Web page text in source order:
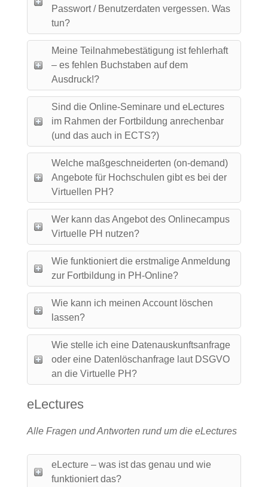
Passwort / Benutzerdaten vergessen. Was
tun?
Meine Teilnahmebestätigung ist fehlerhaft
– es fehlen Buchstaben auf dem
Ausdruck!?
Sind die Online-Seminare und eLectures
im Rahmen der Fortbildung anrechenbar
(und das auch in ECTS?)
Welche maßgeschneiderten (on-demand)
Angebote für Hochschulen gibt es bei der
Virtuellen PH?
Wer kann das Angebot des Onlinecampus
Virtuelle PH nutzen?
Wie funktioniert die erstmalige Anmeldung
zur Fortbildung in PH-Online?
Wie kann ich meinen Account löschen
lassen?
Wie stelle ich eine Datenauskunftsanfrage
oder eine Datenlöschanfrage laut DSGVO
an die Virtuelle PH?
eLectures
Alle Fragen und Antworten rund um die eLectures
eLecture – was ist das genau und wie
funktioniert das?